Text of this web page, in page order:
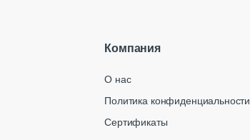
Компания
О нас
Политика конфиденциальности
Сертификаты